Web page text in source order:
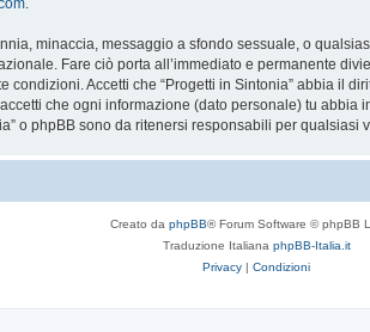
minaccia, messaggio a sfondo sessuale, o
Fare ciò porta all’immediato e permanente
Accetti che “Progetti in Sintonia” abbia il
che ogni informazione (dato personale) tu
o phpBB sono da ritenersi responsabili per
Creato da phpBB® Forum Software © phpBB
Traduzione Italiana phpBB-Italia.it
Privacy | Condizioni